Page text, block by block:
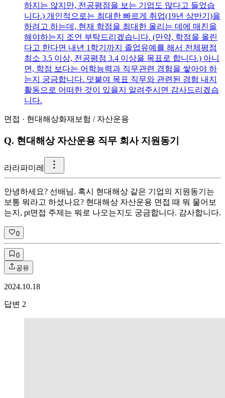
하지는 않지만, 전공평점을 보는 기업도 많다고 들었습
니다.) 개인적으로는 최대한 빠르게 취업(19년 상반기)을
하려고 하는데, 현재 학점을 최대한 올리는 데에 매진을
해야하는지 조언 부탁드리겠습니다. (만약, 학점을 올린
다고 한다면 내년 1학기까지 졸업유예를 해서 전체평점
최소 3.5 이상, 전공평점 3.4 이상을 목표로 합니다.) 아니
면, 학점 보다는 어학능력과 직무관련 경험을 쌓아야 하
는지 궁금합니다. 덧붙여 목표 직무와 관련된 경험 내지
활동으로 어떠한 것이 있을지 알려주시면 감사드리겠습
니다.
면접 · 현대해상화재보험 / 자산운용
Q. 현대해상 자산운용 직무 회사 지원동기
라라파미레
안녕하세요? 선배님. 혹시 현대해상 같은 기업의 지원동기는
보통 뭐라고 하셨나요? 현대해상 자산운용 면접 때 뭐 물어보
는지, pt면접 주제는 뭐로 나오는지도 궁금합니다. 감사합니다.
0
0
공유
2024.10.18
답변 2